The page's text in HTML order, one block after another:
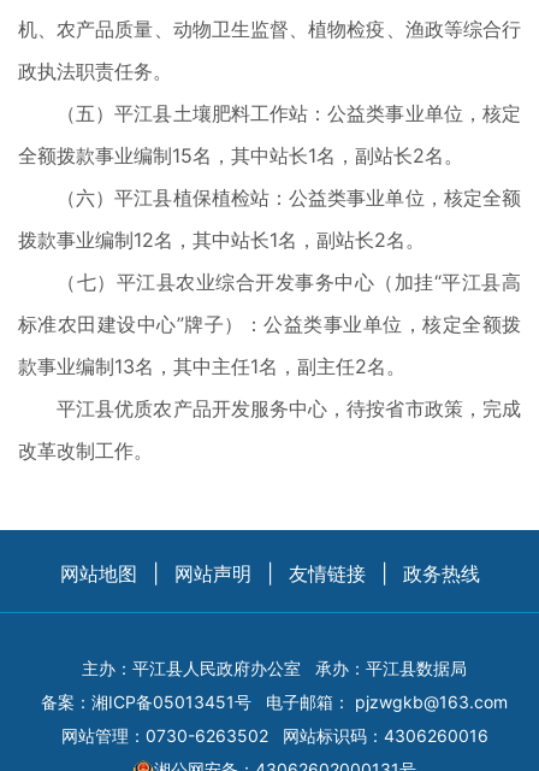
机、农产品质量、动物卫生监督、植物检疫、渔政等综合行
政执法职责任务。
（五）平江县土壤肥料工作站：公益类事业单位，核定
全额拨款事业编制15名，其中站长1名，副站长2名。
（六）平江县植保植检站：公益类事业单位，核定全额
拨款事业编制12名，其中站长1名，副站长2名。
（七）平江县农业综合开发事务中心（加挂“平江县高
标准农田建设中心”牌子）：公益类事业单位，核定全额拨
款事业编制13名，其中主任1名，副主任2名。
平江县优质农产品开发服务中心，待按省市政策，完成
改革改制工作。
网站地图 网站声明 友情链接 政务热线
主办：平江县人民政府办公室
承办：平江县数据局
备案： 湘ICP备05013451号 电子邮箱： pjzwgkb@163.com
网站管理：0730-6263502
网站标识码：4306260016